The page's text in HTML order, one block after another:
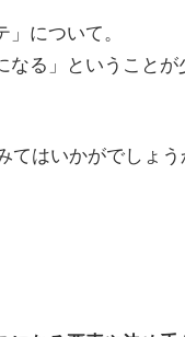
について。
る」ということが
てはいかがでしょう